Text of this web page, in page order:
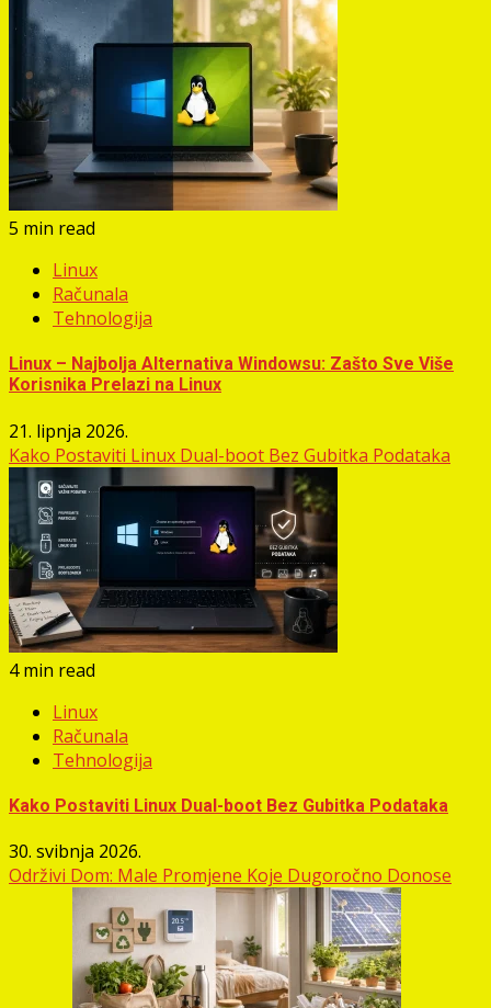
5 min read
Linux
Računala
Tehnologija
Linux – Najbolja Alternativa Windowsu: Zašto Sve Više
Korisnika Prelazi na Linux
21. lipnja 2026.
Kako Postaviti Linux Dual-boot Bez Gubitka Podataka
4 min read
Linux
Računala
Tehnologija
Kako Postaviti Linux Dual-boot Bez Gubitka Podataka
30. svibnja 2026.
Održivi Dom: Male Promjene Koje Dugoročno Donose